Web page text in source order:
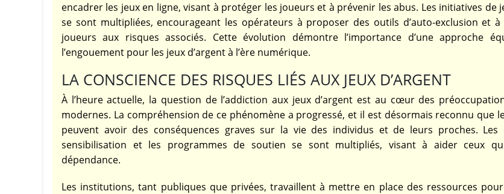
encadrer les jeux en ligne, visant à protéger les joueurs et à prévenir les abus. Les initiatives de
se sont multipliées, encourageant les opérateurs à proposer des outils d’auto-exclusion et à
joueurs aux risques associés. Cette évolution démontre l’importance d’une approche
l’engouement pour les jeux d’argent à l’ère numérique.
LA CONSCIENCE DES RISQUES LIÉS AUX JEUX D’ARGENT
À l’heure actuelle, la question de l’addiction aux jeux d’argent est au cœur des
modernes. La compréhension de ce phénomène a progressé, et il est désormais reconnu que
peuvent avoir des conséquences graves sur la vie des individus et de leurs proches. Les
sensibilisation et les programmes de soutien se sont multipliés, visant à aider ceux
dépendance.
Les institutions, tant publiques que privées, travaillent à mettre en place des ressources